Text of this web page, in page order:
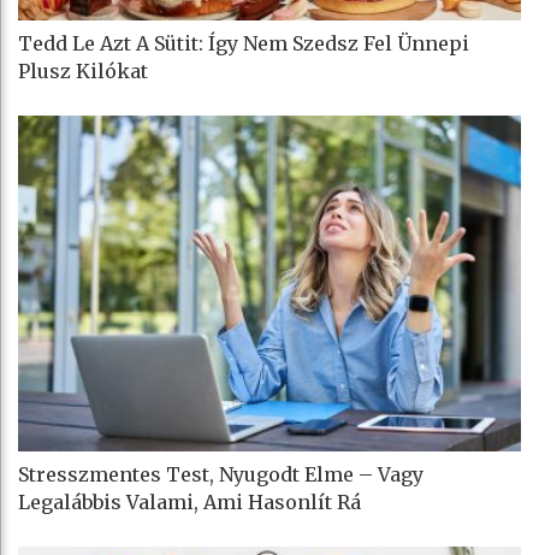
Tedd Le Azt A Sütit: Így Nem Szedsz Fel Ünnepi
Plusz Kilókat
Stresszmentes Test, Nyugodt Elme – Vagy
Legalábbis Valami, Ami Hasonlít Rá